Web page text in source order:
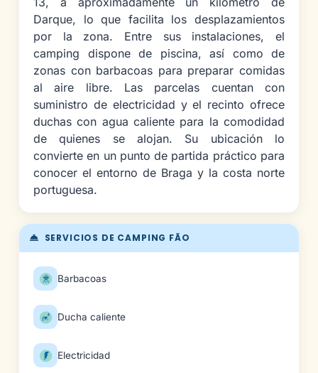
SERVICIOS DE CAMPING FÃO
Barbacoas
Ducha caliente
Electricidad
Darque, lo que facilita los desplazamientos
por la zona. Entre sus instalaciones, el
camping dispone de piscina, así como de
zonas con barbacoas para preparar comidas
al aire libre. Las parcelas cuentan con
suministro de electricidad y el recinto ofrece
duchas con agua caliente para la comodidad
de quienes se alojan. Su ubicación lo
convierte en un punto de partida práctico para
conocer el entorno de Braga y la costa norte
portuguesa.